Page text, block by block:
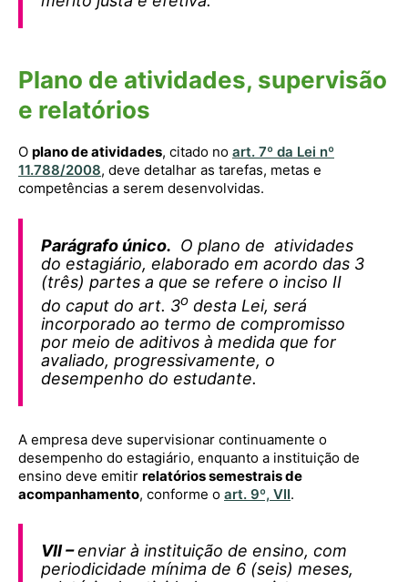
Plano de atividades, supervisão
e relatórios
O plano de atividades, citado no art. 7º da Lei nº
11.788/2008, deve detalhar as tarefas, metas e
competências a serem desenvolvidas.
Parágrafo único. O plano de atividades
do estagiário, elaborado em acordo das 3
(três) partes a que se refere o inciso II
do caput do art. 3o desta Lei, será
incorporado ao termo de compromisso
por meio de aditivos à medida que for
avaliado, progressivamente, o
desempenho do estudante.
A empresa deve supervisionar continuamente o
desempenho do estagiário, enquanto a instituição de
ensino deve emitir relatórios semestrais de
acompanhamento, conforme o art. 9º, VII.
VII –enviar à instituição de ensino, com
periodicidade mínima de 6 (seis) meses,